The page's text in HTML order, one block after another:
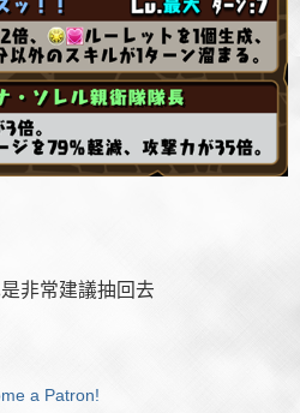
非常建議抽回去
a Patron!